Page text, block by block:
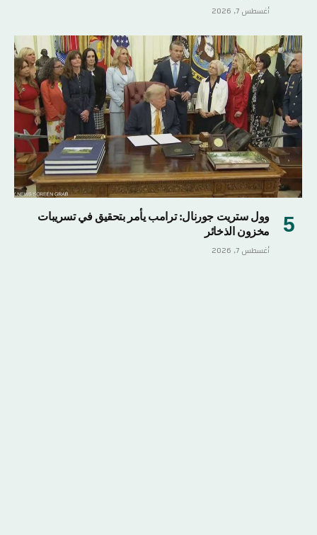
أغسطس 7, 2026
وول ستريت جورنال: ترامب يأمر بتحقيق في تسريبات
مخزون الذخائر
أغسطس 7, 2026